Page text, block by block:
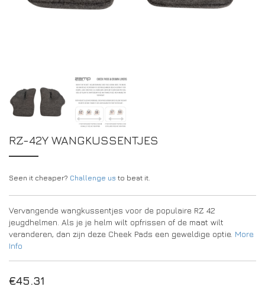
DEALERPAGINA
REGISTRATIEFORMULIER AMBASSADEUR
RZ-42Y WANGKUSSENTJES
Seen it cheaper? Challenge us to beat it.
Vervangende wangkussentjes voor de populaire RZ 42
jeugdhelmen. Als je je helm wilt opfrissen of de maat wilt
veranderen, dan zijn deze Cheek Pads een geweldige optie. More
Info
€45.31